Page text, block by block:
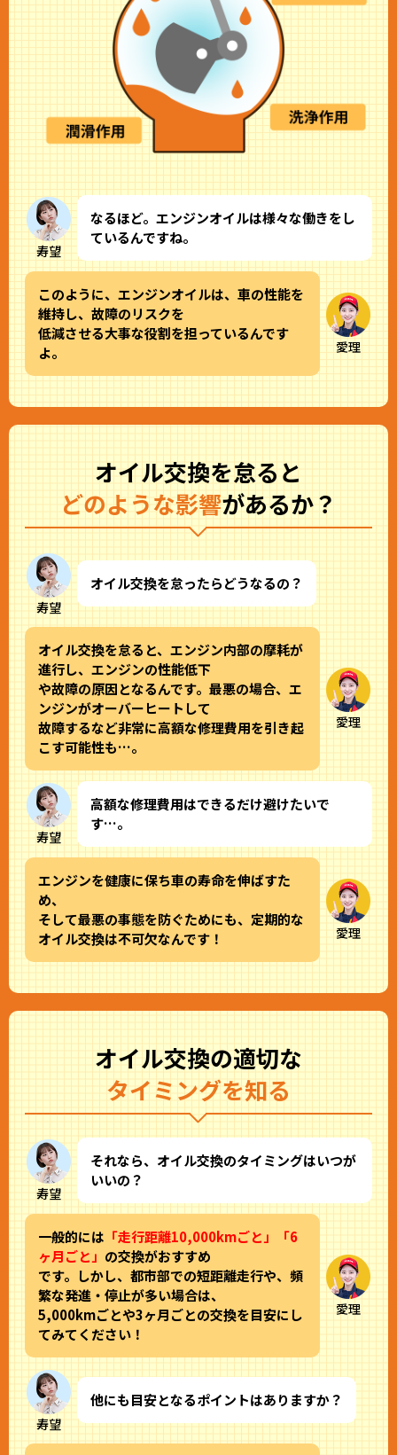
寿望
なるほど。エンジンオイルは様々な働きをし
ているんですね。
愛理
このように、エンジンオイルは、車の性能を
維持し、故障のリスクを
低減させる大事な役割を担っているんです
よ。
オイル交換を怠ると
どのような影響があるか？
寿望
オイル交換を怠ったらどうなるの？
愛理
オイル交換を怠ると、エンジン内部の摩耗が
進行し、エンジンの性能低下
や故障の原因となるんです。最悪の場合、エ
ンジンがオーバーヒートして
故障するなど非常に高額な修理費用を引き起
こす可能性も…。
寿望
高額な修理費用はできるだけ避けたいで
す…。
愛理
エンジンを健康に保ち車の寿命を伸ばすた
め、
そして最悪の事態を防ぐためにも、定期的な
オイル交換は不可欠なんです！
オイル交換の適切な
タイミングを知る
寿望
それなら、オイル交換のタイミングはいつが
いいの？
愛理
一般的には 「走行距離10,000kmごと」「6
ヶ月ごと」 の交換がおすすめ
です。しかし、都市部での短距離走行や、頻
繁な発進・停止が多い場合は、
5,000kmごとや3ヶ月ごとの交換を目安にし
てみてください！
寿望
他にも目安となるポイントはありますか？